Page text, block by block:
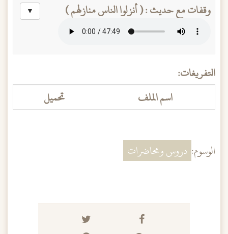
وقفات مع حديث : ( أنزلوا الناس منازلهم )
▼
التفريغات:
اسم الملف
تحميل
الوسوم: دروس ومحاضرات